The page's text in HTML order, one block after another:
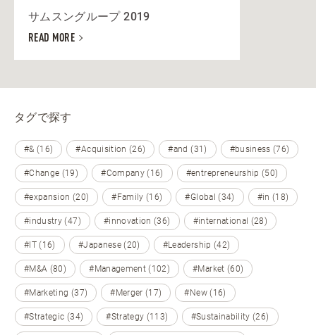
サムスングループ 2019
READ MORE
タグで探す
#& (16) #Acquisition (26) #and (31) #business (76)
#Change (19) #Company (16) #entrepreneurship (50)
#expansion (20) #Family (16) #Global (34) #in (18)
#industry (47) #innovation (36) #international (28)
#IT (16) #Japanese (20) #Leadership (42)
#M&A (80) #Management (102) #Market (60)
#Marketing (37) #Merger (17) #New (16)
#Strategic (34) #Strategy (113) #Sustainability (26)